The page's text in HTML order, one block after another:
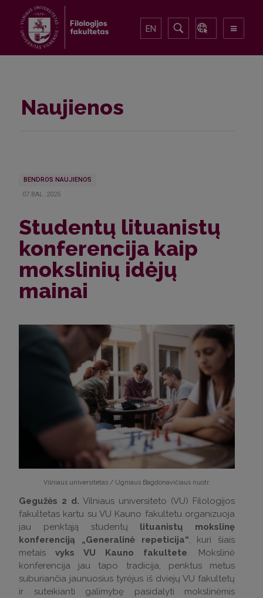
EN
Naujienos
BENDROS NAUJIENOS
07.BAL..2025
Studentų lituanistų
konferencija kaip
mokslinių idėjų
mainai
Vilniaus universitetas / Ugniaus Bagdonavičiaus nuotr.
Gegužės 2 d. Vilniaus universiteto (VU) Filologijos
fakultetas kartu su VU Kauno fakultetu organizuoja
jau penktąją studentų lituanistų mokslinę
konferenciją „Generalinė repeticija“, kuri šiais
metais vyks VU Kauno fakultete. Mokslinė
konferencija jau tapo tradicija, penktus metus
suburiančia jaunuosius tyrėjus iš dviejų VU fakultetų
ir suteikianti galimybę pasidalyti mokslinėmis